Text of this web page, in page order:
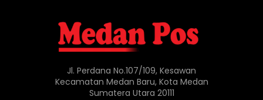
Jl. Perdana No.107/109, Kesawan
Kecamatan Medan Baru, Kota Medan
Sumatera Utara 20111